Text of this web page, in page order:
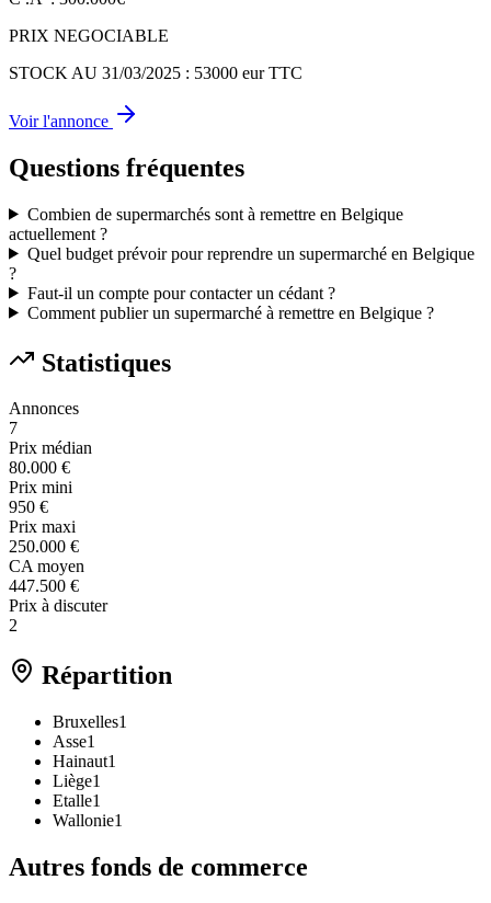
PRIX NEGOCIABLE
STOCK AU 31/03/2025 : 53000 eur TTC
Voir l'annonce
Questions fréquentes
Combien de supermarchés sont à remettre en Belgique
actuellement ?
Quel budget prévoir pour reprendre un supermarché en Belgique
?
Faut-il un compte pour contacter un cédant ?
Comment publier un supermarché à remettre en Belgique ?
Statistiques
Annonces
7
Prix médian
80.000 €
Prix mini
950 €
Prix maxi
250.000 €
CA moyen
447.500 €
Prix à discuter
2
Répartition
Bruxelles1
Asse1
Hainaut1
Liège1
Etalle1
Wallonie1
Autres fonds de commerce